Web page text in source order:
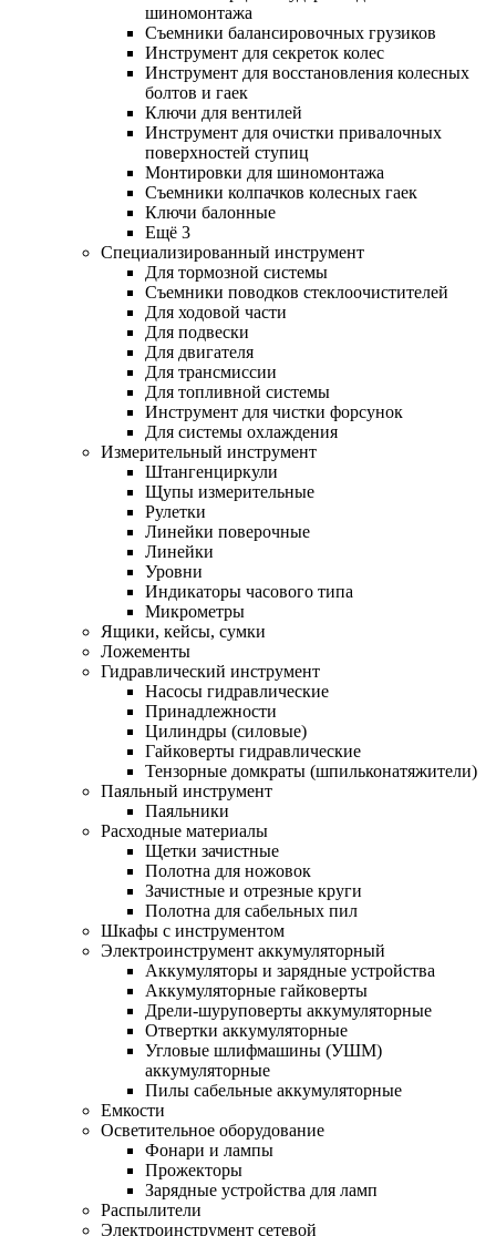
шиномонтажа
Съемники балансировочных грузиков
Инструмент для секреток колес
Инструмент для восстановления колесных
болтов и гаек
Ключи для вентилей
Инструмент для очистки привалочных
поверхностей ступиц
Монтировки для шиномонтажа
Съемники колпачков колесных гаек
Ключи балонные
Ещё 3
Специализированный инструмент
Для тормозной системы
Съемники поводков стеклоочистителей
Для ходовой части
Для подвески
Для двигателя
Для трансмиссии
Для топливной системы
Инструмент для чистки форсунок
Для системы охлаждения
Измерительный инструмент
Штангенциркули
Щупы измерительные
Рулетки
Линейки поверочные
Линейки
Уровни
Индикаторы часового типа
Микрометры
Ящики, кейсы, сумки
Ложементы
Гидравлический инструмент
Насосы гидравлические
Принадлежности
Цилиндры (силовые)
Гайковерты гидравлические
Тензорные домкраты (шпильконатяжители)
Паяльный инструмент
Паяльники
Расходные материалы
Щетки зачистные
Полотна для ножовок
Зачистные и отрезные круги
Полотна для сабельных пил
Шкафы с инструментом
Электроинструмент аккумуляторный
Аккумуляторы и зарядные устройства
Аккумуляторные гайковерты
Дрели-шуруповерты аккумуляторные
Отвертки аккумуляторные
Угловые шлифмашины (УШМ)
аккумуляторные
Пилы сабельные аккумуляторные
Емкости
Осветительное оборудование
Фонари и лампы
Прожекторы
Зарядные устройства для ламп
Распылители
Электроинструмент сетевой